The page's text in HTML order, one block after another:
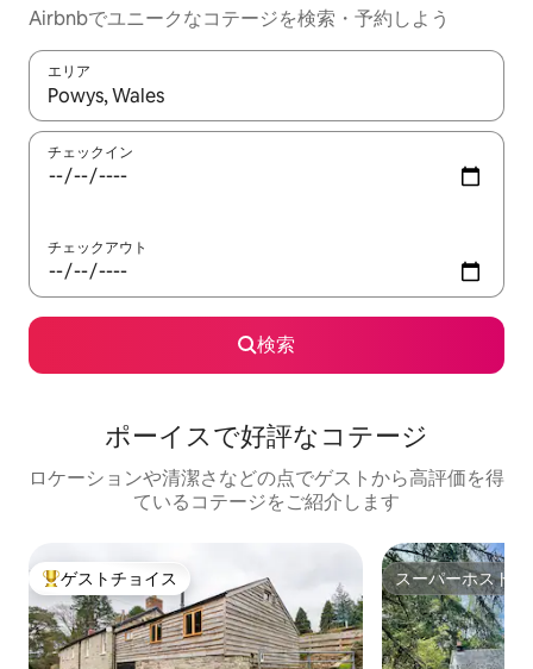
Airbnbでユニークなコテージを検索・予約しよう
エリア
検索結果が表示されたら、上下の矢印キーを使って移動するか
チェックイン
チェックアウト
検索
ポーイスで好評なコテージ
ロケーションや清潔さなどの点でゲストから高評価を得
ているコテージをご紹介します
大好評のゲストチョイスです。
ゲストチョイス スーパーホスト
スーパーホスト